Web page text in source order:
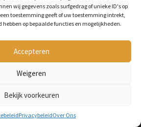
wij gegevens zoals surfgedrag of unieke ID's op
toestemming geeft of uw toestemming intrekt,
op bepaalde functies en mogelijkheden.
Accepteren
Weigeren
Bekijk voorkeuren
PrivacybeleidOver Ons
leukste hondenproducten